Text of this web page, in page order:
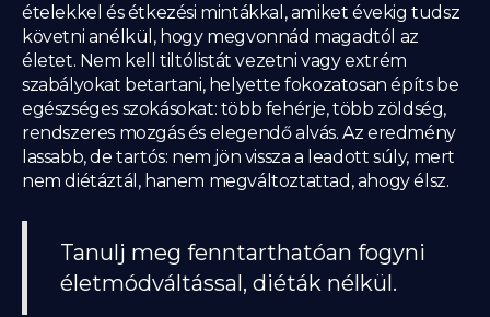
ételekkel és étkezési mintákkal, amiket évekig tudsz
követni anélkül, hogy megvonnád magadtól az
életet. Nem kell tiltólistát vezetni vagy extrém
szabályokat betartani, helyette fokozatosan építs be
egészséges szokásokat: több fehérje, több zöldség,
rendszeres mozgás és elegendő alvás. Az eredmény
lassabb, de tartós: nem jön vissza a leadott súly, mert
nem diétáztál, hanem megváltoztattad, ahogy élsz.
Tanulj meg fenntarthatóan fogyni
életmódváltással, diéták nélkül.